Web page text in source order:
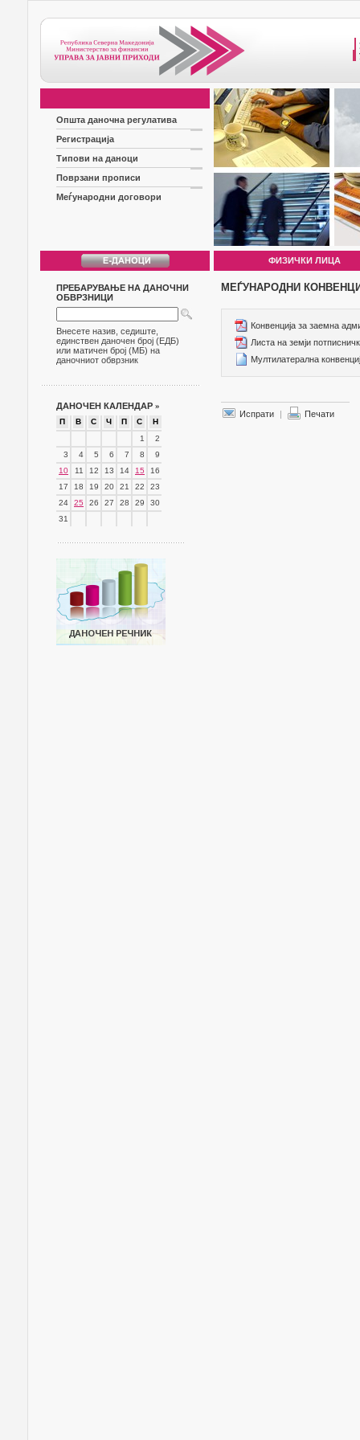
Општа даночна регулатива
Регистрација
Типови на даноци
Поврзани прописи
Меѓународни договори
ФИЗИЧКИ ЛИЦА
ПРЕБАРУВАЊЕ НА ДАНОЧНИ
ОБВРЗНИЦИ
Внесете назив, седиште,
единствен даночен број (ЕДБ)
или матичен број (МБ) на
даночниот обврзник
ДАНОЧЕН КАЛЕНДАР »
П В С Ч П С
Н
1
2
3
4 5 6 7 8
9
10
11 12 13 14 15
16
17
18 19 20 21 22
23
24
25 26 27 28 29
30
31
МЕЃУНАРОДНИ
Конвенција за заемна
Листа на земји
Мултилатерална
Испрати | Печати